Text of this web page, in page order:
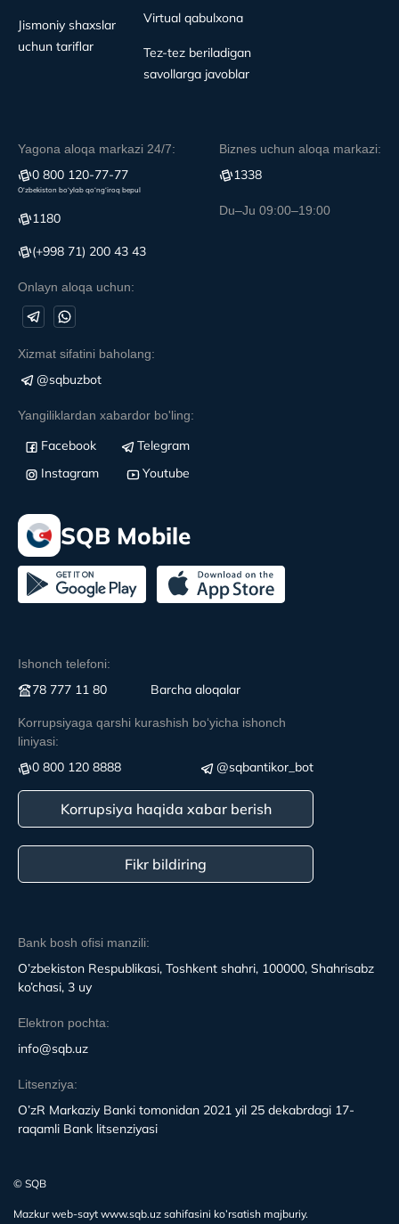
Bank bosh ofisi manzili:
O’zbekiston Respublikasi, Toshkent shahri, 100000, Shahrisabz
ko’chasi, 3 uy
Elektron pochta:
info@sqb.uz
Litsenziya:
O’zR Markaziy Banki tomonidan 2021 yil 25 dekabrdagi 17-
raqamli Bank litsenziyasi
Jismoniy shaxslar
uchun tariflar
Virtual qabulxona
Tez-tez beriladigan
savollarga javoblar
Yagona aloqa markazi 24/7:
0 800 120-77-77
O‘zbekiston bo‘ylab qo‘ng‘iroq bepul
1180
(+998 71) 200 43 43
Onlayn aloqa uchun:
Biznes uchun aloqa markazi:
1338
Du–Ju 09:00–19:00
Xizmat sifatini baholang:
@sqbuzbot
Yangiliklardan xabardor bo'ling:
Facebook
Telegram
Instagram
Youtube
SQB Mobile
Ishonch telefoni:
78 777 11 80 Вarcha aloqalar
Korrupsiyaga qarshi kurashish boʻyicha ishonch
liniyasi:
0 800 120 8888 @sqbantikor_bot
Korrupsiya haqida xabar berish
Fikr bildiring
© SQB
Mazkur web-sayt www.sqb.uz sahifasini ko’rsatish majburiy.